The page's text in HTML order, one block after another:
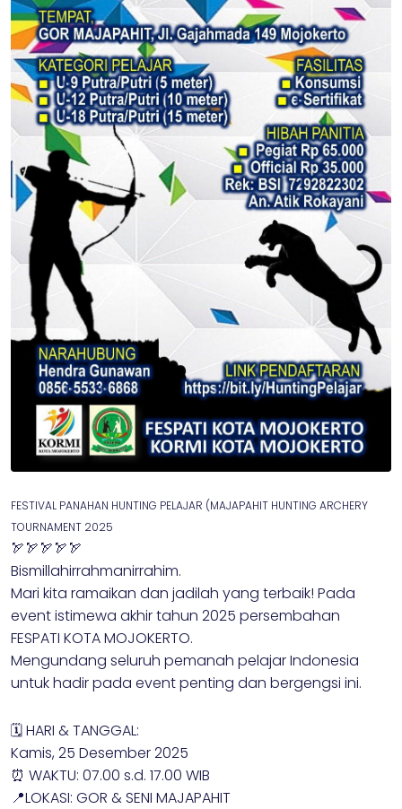
FESTIVAL PANAHAN HUNTING PELAJAR (MAJAPAHIT HUNTING ARCHERY
TOURNAMENT 2025
🏹🏹🏹🏹🏹
Bismillahirrahmanirrahim.
Mari kita ramaikan dan jadilah yang terbaik! Pada
event istimewa akhir tahun 2025 persembahan
FESPATI KOTA MOJOKERTO.
Mengundang seluruh pemanah pelajar Indonesia
untuk hadir pada event penting dan bergengsi ini.
🗓 HARI & TANGGAL:
Kamis, 25 Desember 2025
⏰ WAKTU: 07.00 s.d. 17.00 WIB
📍LOKASI: GOR & SENI MAJAPAHIT